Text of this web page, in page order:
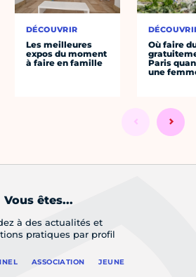
DÉCOUVRIR
Les meilleures
expos du moment
à faire en famille
Où faire
Paris
une
Vous êtes...
à des actualités et
pratiques par profil
ASSOCIATION JEUNE